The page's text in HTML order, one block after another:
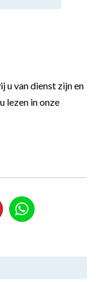
u van dienst zijn en
lezen in onze